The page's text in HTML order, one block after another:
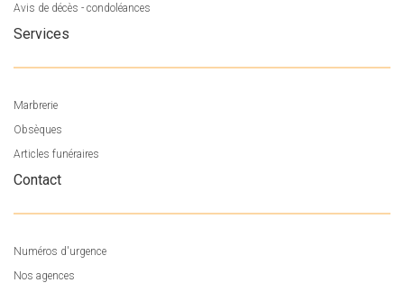
Avis de décès - condoléances
Services
Marbrerie
Obsèques
Articles funéraires
Contact
Numéros d'urgence
Nos agences